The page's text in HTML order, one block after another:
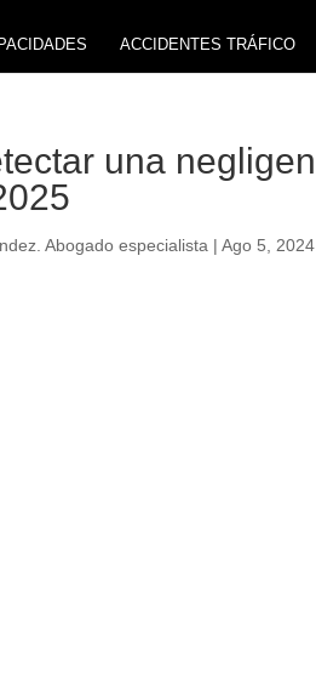
ACCIDENTES TRÁFICO
una
Abogado especialista |Ago 5, 2024